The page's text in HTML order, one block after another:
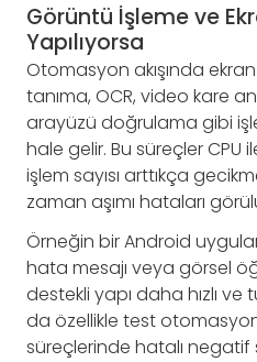
Görüntü İşleme ve
Yapılıyorsa
Otomasyon akışında
tanıma, OCR, video kare
arayüzü doğrulama gibi
hale gelir. Bu süreçler CPU
işlem sayısı arttıkça
zaman aşımı hataları
Örneğin bir Android
hata mesajı veya görsel
destekli yapı daha hızlı ve
da özellikle test
süreçlerinde hatalı negatif